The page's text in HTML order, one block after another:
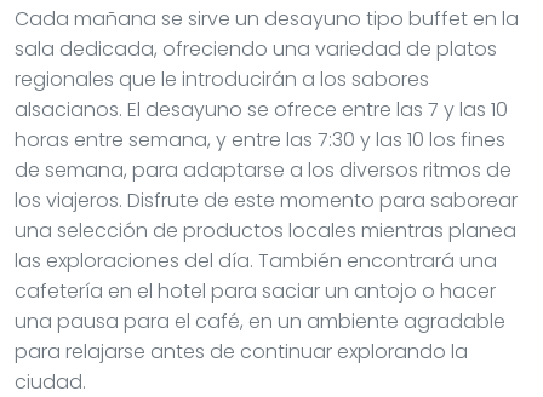
Cada mañana se sirve un desayuno tipo buffet en la
sala dedicada, ofreciendo una variedad de platos
regionales que le introducirán a los sabores
alsacianos. El desayuno se ofrece entre las 7 y las 10
horas entre semana, y entre las 7:30 y las 10 los fines
de semana, para adaptarse a los diversos ritmos de
los viajeros. Disfrute de este momento para saborear
una selección de productos locales mientras planea
las exploraciones del día. También encontrará una
cafetería en el hotel para saciar un antojo o hacer
una pausa para el café, en un ambiente agradable
para relajarse antes de continuar explorando la
ciudad.